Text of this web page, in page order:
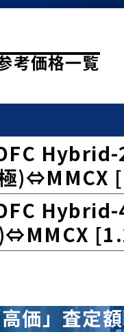
考価格一覧
Hybrid-
)⇔MMCX
Hybrid-
価」査定